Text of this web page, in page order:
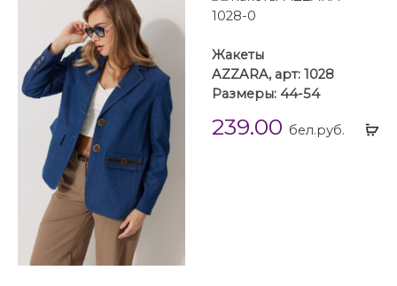
Жакеты
AZZARA, арт: 1028
Размеры: 44-54
239.00 бел.руб.